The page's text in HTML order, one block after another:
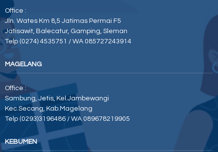
Office :
Jln. Wates Km 8,5 Jatimas Permai F5
Jatisawit, Balecatur, Gamping, Sleman
Telp (0274) 4535751 / WA 085727243914
MAGELANG
Office :
Sambung, Jetis, Kel.Jambewangi
Kec.Secang, Kab.Magelang
Telp (0293)3196486 / WA 089678219905
KEBUMEN